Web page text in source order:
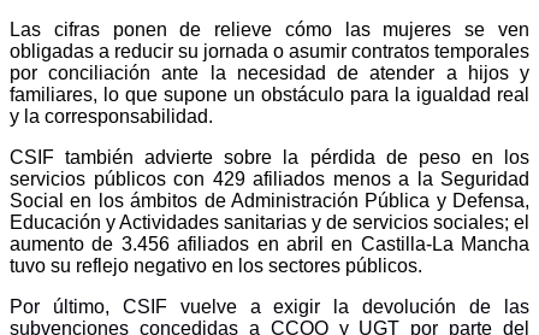
Las cifras ponen de relieve cómo las mujeres se ven
obligadas a reducir su jornada o asumir contratos temporales
por conciliación ante la necesidad de atender a hijos y
familiares, lo que supone un obstáculo para la igualdad real
y la corresponsabilidad.
CSIF también advierte sobre la pérdida de peso en los
servicios públicos con 429 afiliados menos a la Seguridad
Social en los ámbitos de Administración Pública y Defensa,
Educación y Actividades sanitarias y de servicios sociales; el
aumento de 3.456 afiliados en abril en Castilla-La Mancha
tuvo su reflejo negativo en los sectores públicos.
Por último, CSIF vuelve a exigir la devolución de las
subvenciones concedidas a CCOO y UGT por parte del